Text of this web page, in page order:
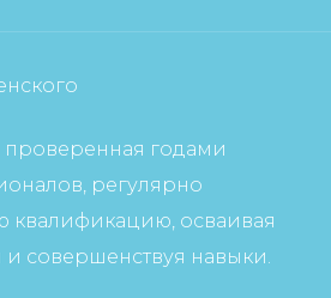
годами
регулярно
осваивая
и совершенствуя навыки.